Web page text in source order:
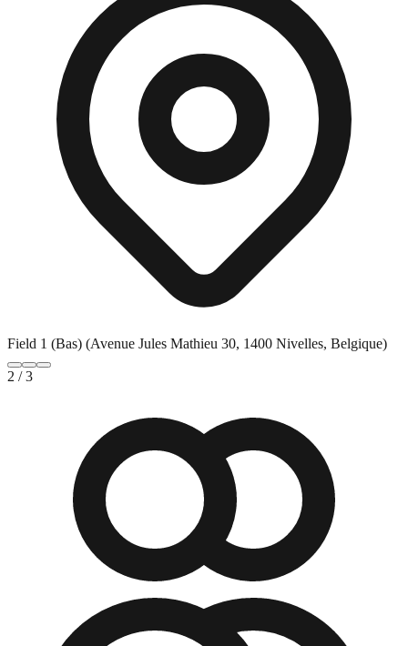
Field 1 (Bas) (Avenue Jules Mathieu 30, 1400 Nivelles, Belgique)
2 /3